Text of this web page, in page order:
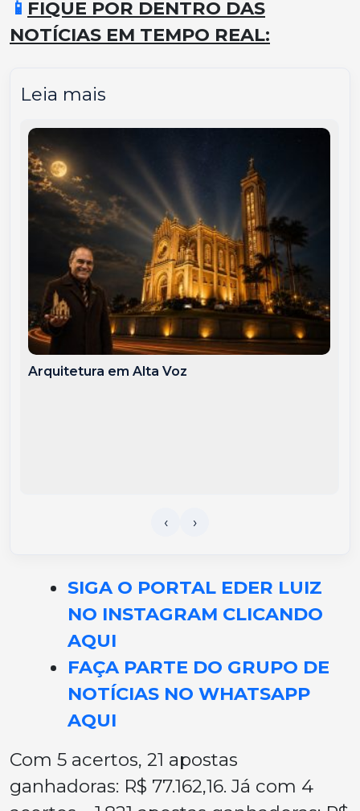
📱 FIQUE POR DENTRO DAS
NOTÍCIAS EM TEMPO REAL:
Leia mais
Arquitetura em Alta Voz
SIGA O PORTAL EDER LUIZ
NO INSTAGRAM CLICANDO
AQUI
FAÇA PARTE DO GRUPO DE
NOTÍCIAS NO WHATSAPP
AQUI
Com 5 acertos, 21 apostas
ganhadoras: R$ 77.162,16. Já com 4